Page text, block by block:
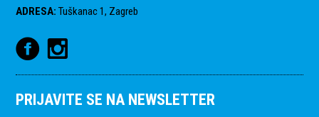
ADRESA: Tuškanac 1, Zagreb
PRIJAVITE SE NA NEWSLETTER